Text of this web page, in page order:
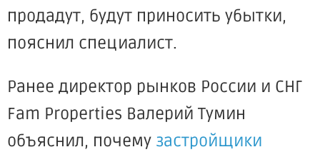
продадут, будут приносить убытки,
пояснил специалист.
Ранее директор рынков России и СНГ
Fam Properties Валерий Тумин
объяснил, почему застройщики